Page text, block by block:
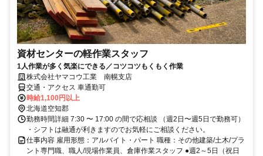
資材センターの軽作業スタッフ
1人作業が多く気楽にできる／コツコツもくもく作業
株式会社ヤマコウ工業 南幌支店
交通・アクセス 車通勤可
時給1,100円以上
北海道空知郡
勤務時間詳細 7:30 〜 17:00 の間で応相談 （週2日〜週5日で勤務可）
・シフトは融通が利きますのでお気軽にご相談ください。
仕事内容 雇用形態：アルバイト・パート 職種：その他建築/土木/プラ
ント専門職、職人/現場作業員、倉庫作業スタッフ ●週2～5日（祝日